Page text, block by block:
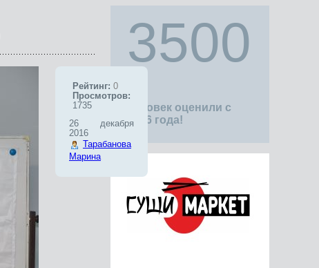
3500
человек оценили с
1996 года!
Рейтинг: 0
Просмотров:
1735
26 декабря
2016
Тарабанова
Марина